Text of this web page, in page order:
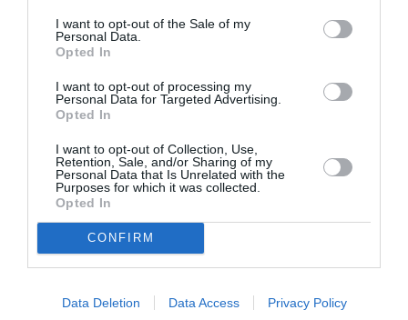
I want to opt-out of the Sale of my
Personal Data.
Opted In
I want to opt-out of processing my
Personal Data for Targeted Advertising.
Opted In
I want to opt-out of Collection, Use,
Retention, Sale, and/or Sharing of my
Personal Data that Is Unrelated with the
Purposes for which it was collected.
Opted In
CONFIRM
Data Deletion Data Access Privacy Policy
La bande à Pierre Aubameyang du Gabon devra
continuer sur la même lancée que leur premier match
pour décrocher leur ticket en quart de final
1er Congo 4 pts ( 1),
2e Gabon 3 pts ( 1),